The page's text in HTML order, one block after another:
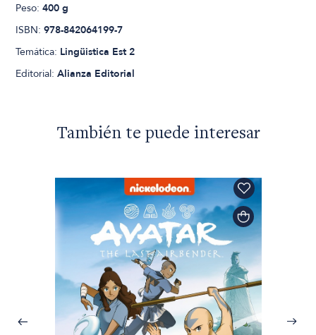
Peso:400 g
ISBN:978-842064199-7
Temática: Lingüistica Est 2
Editorial:Alianza Editorial
También te puede interesar